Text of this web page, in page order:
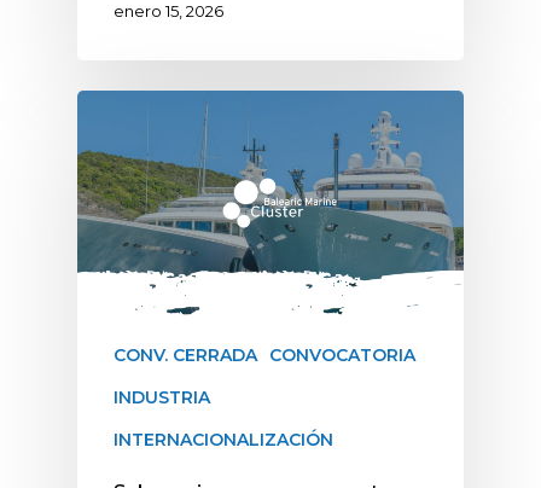
enero 15, 2026
CONV. CERRADA
CONVOCATORIA
INDUSTRIA
INTERNACIONALIZACIÓN